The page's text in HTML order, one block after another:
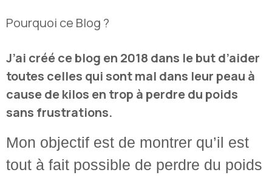
Pourquoi ce Blog ?
J’ai créé ce blog en 2018 dans le but d’aider
toutes celles qui sont mal dans leur peau à
cause de kilos en trop à perdre du poids
sans frustrations.
Mon objectif est de montrer qu’il est
tout à fait possible de perdre du poids